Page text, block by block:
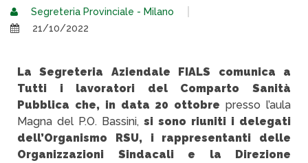
Segreteria Provinciale - Milano
21/10/2022
La Segreteria Aziendale FIALS comunica a
Tutti i lavoratori del Comparto Sanità
Pubblica che, in data 20 ottobrepresso l’aula
Magna del P.O. Bassini, si sono riuniti i delegati
dell’Organismo RSU, i rappresentanti delle
Organizzazioni Sindacali e la Direzione